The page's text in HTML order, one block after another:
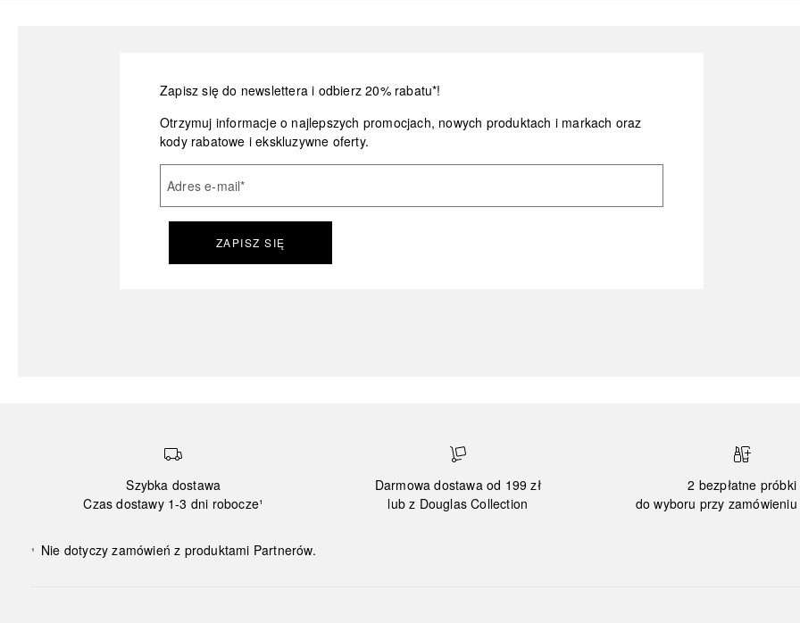
Zapisz się do newslettera i odbierz 20% rabatu*!
Otrzymuj informacje o najlepszych promocjach, nowych produktach i markach oraz
kody rabatowe i ekskluzywne oferty.
Adres e-mail*
ZAPISZ SIĘ
Szybka dostawa
Czas dostawy 1-3 dni robocze¹
Darmowa dostawa od 199 zł
lub z Douglas Collection
2 bezpłatne próbki
do wyboru przy zamówieniu
¹ Nie dotyczy zamówień z produktami Partnerów.